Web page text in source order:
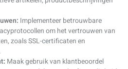
Implementeer betrouwbare
om het vertrouwen van
zoals SSL-certificaten en
Maak gebruik van klantbeoordel